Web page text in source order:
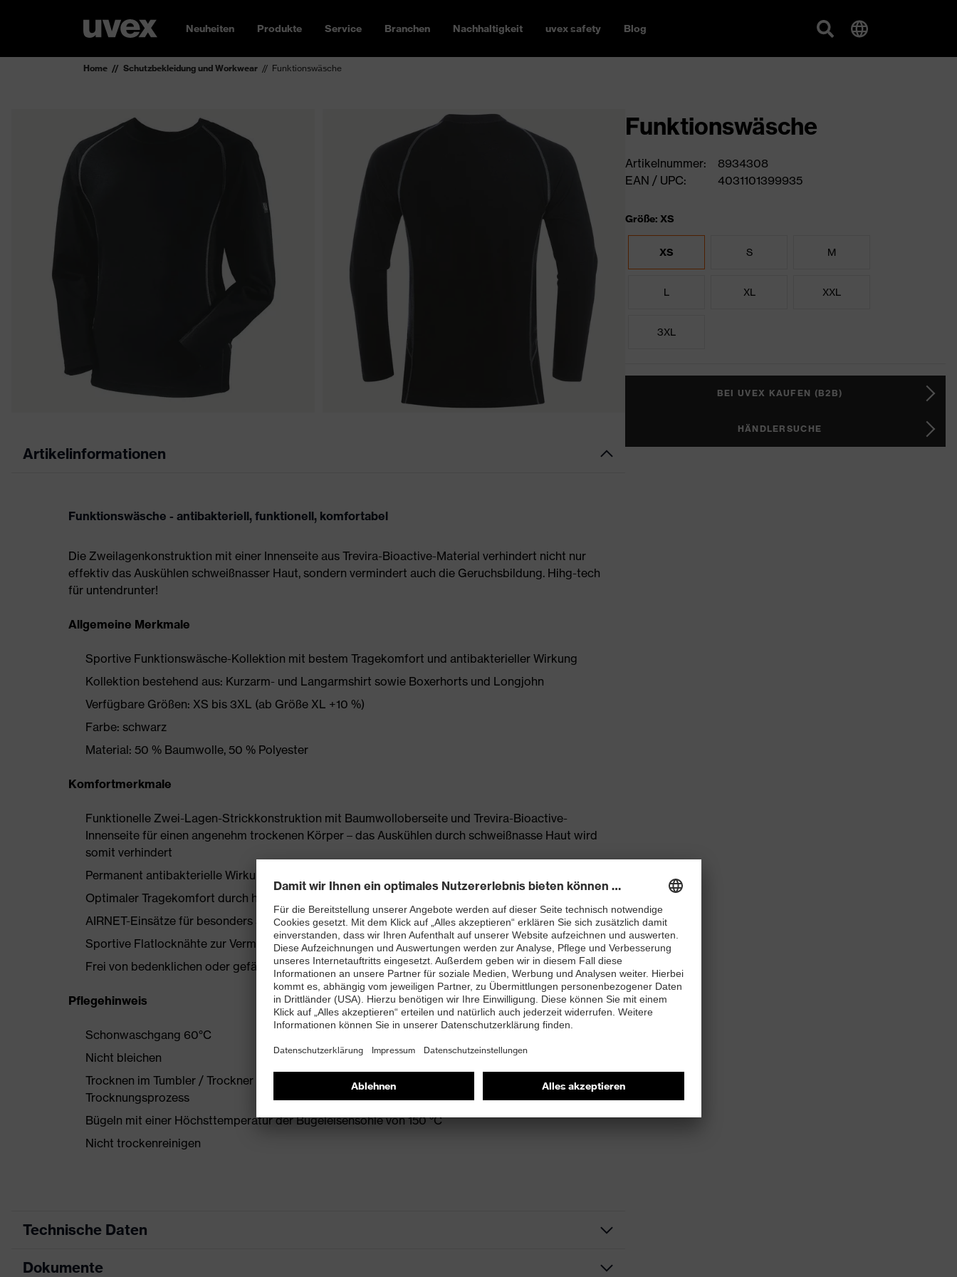
Neuheiten Produkte Service Branchen Nachhaltigkeit uvex safety Blog
Home Schutzbekleidung und Workwear Funktionswäsche
Artikelinformationen
Funktionswäsche - antibakteriell, funktionell, komfortabel
Die Zweilagenkonstruktion mit einer Innenseite aus Trevira-Bioactive-Material verhindert nicht nur
effektiv das Auskühlen schweißnasser Haut, sondern vermindert auch die Geruchsbildung. Hihg-tech
für untendrunter!
Allgemeine Merkmale
Sportive Funktionswäsche-Kollektion mit bestem Tragekomfort und antibakterieller Wirkung
Kollektion bestehend aus: Kurzarm- und Langarmshirt sowie Boxerhorts und Longjohn
Verfügbare Größen: XS bis 3XL (ab Größe XL +10 %)
Farbe: schwarz
Material: 50 % Baumwolle, 50 % Polyester
Komfortmerkmale
Funktionelle Zwei-Lagen-Strickkonstruktion mit Baumwolloberseite und Trevira-Bioactive-
Innenseite für einen angenehm trockenen Körper – das Auskühlen durch schweißnasse Haut wird
somit verhindert
Permanent antibakterielle Wirkung und verminderte Geruchsbildung im Material
Optimaler Tragekomfort durch hochfunktionelles Material
AIRNET-Einsätze für besonders schnellen Wärmeabtransport
Sportive Flatlocknähte zur Vermeidung von Druckstellen und Hautreizungen
Frei von bedenklichen oder gefährlichen Substanzen nach OEKO-TEX® Standard 100
Pflegehinweis
Schonwaschgang 60°C
Nicht bleichen
Trocknen im Tumbler / Trockner möglich, niedrige Temperatur 60 °C, schonender
Trocknungsprozess
Bügeln mit einer Höchsttemperatur der Bügeleisensohle von 150 °C
Nicht trockenreinigen
Technische Daten
Produktart
Dokumente
Funktionswäsche
Artikelnummer:
8934308
EAN / UPC:
4031101399935
Größe: XS
XS S M
L XL XXL
3XL
BEI UVEX KAUFEN (B2B)
HÄNDLERSUCHE